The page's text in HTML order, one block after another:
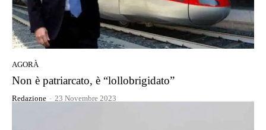
AGORÀ
Non è patriarcato, è “lollobrigidato”
Redazione - 23 Novembre 2023